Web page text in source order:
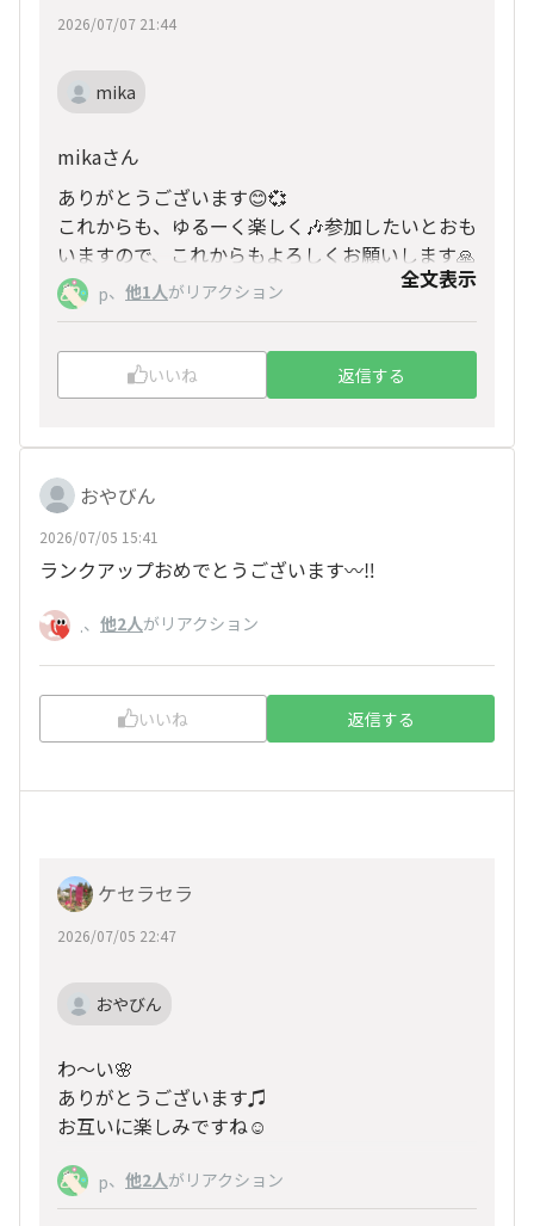
2026/07/07 21:44
mika
mikaさん
ありがとうございます😊💞
これからも、ゆるーく楽しく🎶参加したいとおも
いますので、これからもよろしくお願いします🙏
p、 他1人がリアクション 全文表示
いいね 返信する
おやびん
2026/07/05 15:41
ランクアップおめでとうございます〰️‼️
.、 他2人がリアクション
いいね 返信する
ケセラセラ
2026/07/05 22:47
おやびん
わ～い🌸
ありがとうございます♫
お互いに楽しみですね☺️
p、 他2人がリアクション